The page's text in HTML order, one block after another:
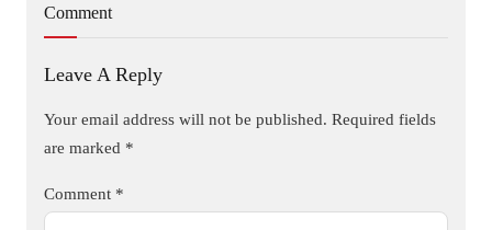
Comment
Leave A Reply
Your email address will not be published. Required fields
are marked *
Comment *